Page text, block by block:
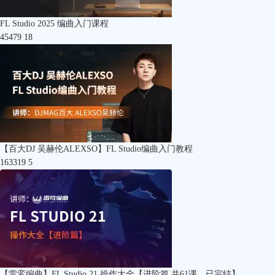
FL Studio 2025 编曲入门课程
45479 18
【百大DJ 吴赫伦ALEXSO】FL Studio编曲入门教程
163319 5